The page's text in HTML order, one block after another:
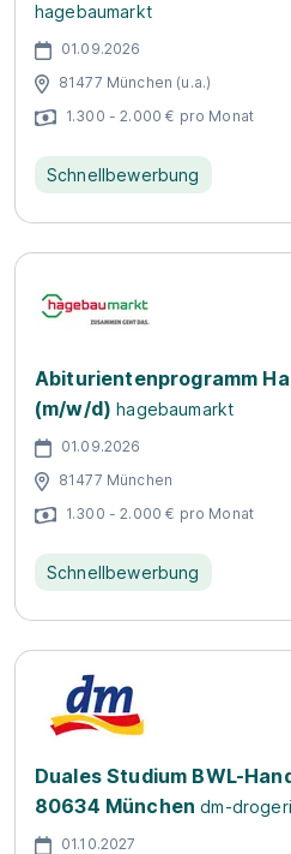
hagebaumarkt
01.09.2026
81477 München (u.a.)
1.300 - 2.000 € pro Monat
Schnellbewerbung
Abiturientenprogramm
(m/w/d) hagebaumarkt
01.09.2026
81477 München
1.300 - 2.000 € pro Monat
Schnellbewerbung
Duales Studium BWL-
80634 München dm-
01.10.2027